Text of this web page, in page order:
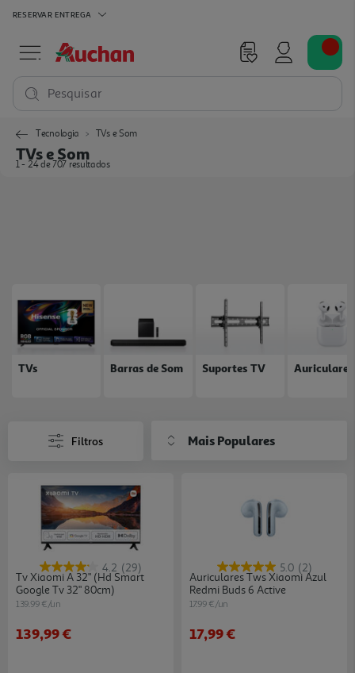
RESERVAR ENTREGA
Pesquisar
Tecnologia TVs e Som
TVs e Som
1 - 24 de 707 resultados
TVs Barras de Som Suportes TV Auriculares
Filtros Mais Populares
4.2 (29)
Tv Xiaomi A 32" (hd Smart
Google Tv 32" 80cm)
139.99 €/un
139,99 €
5.0 (2)
Auriculares Tws Xiaomi Azul
Redmi Buds 6 Active
17.99 €/un
17,99 €